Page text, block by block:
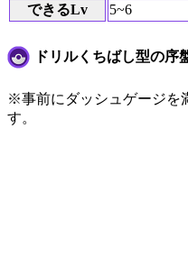
できるLv
5~6
ドリルくちばし型の序
※事前にダッシュゲージを
す。